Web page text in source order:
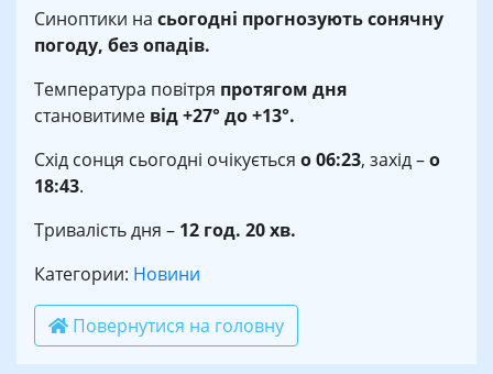
Синоптики на сьогодні прогнозують сонячну
погоду, без опадів.
Температура повітря протягом дня
становитиме від +27° до +13°.
Схід сонця сьогодні очікується о06:23, захід –о
18:43.
Тривалість дня – 12 год. 20 хв.
Категории: Новини
Повернутися на головну